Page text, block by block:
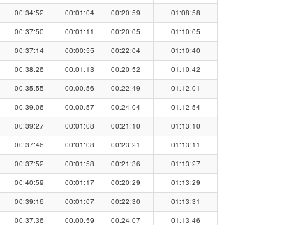
00:34:52 00:01:04 00:20:59
01:08:58
00:37:50 00:01:11 00:20:05
01:10:05
00:37:14 00:00:55 00:22:04
01:10:40
00:38:26 00:01:13 00:20:52
01:10:42
00:35:55 00:00:56 00:22:49
01:12:01
00:39:06 00:00:57 00:24:04
01:12:54
00:39:27 00:01:08 00:21:10
01:13:10
00:37:46 00:01:08 00:23:21
01:13:11
00:37:52 00:01:58 00:21:36
01:13:27
00:40:59 00:01:17 00:20:29
01:13:29
00:39:16 00:01:07 00:22:30
01:13:31
00:37:36 00:00:59 00:24:07
01:13:46